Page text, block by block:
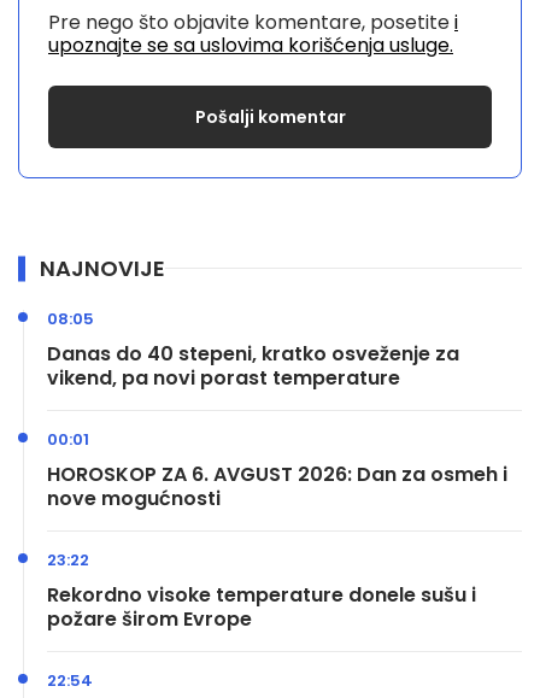
Pre nego što objavite komentare, posetitei
upoznajte se sa uslovima korišćenja usluge.
NAJNOVIJE
Danas do 40 stepeni, kratko osveženje za
vikend, pa novi porast temperature
08:05
HOROSKOP ZA 6. AVGUST 2026: Dan za osmeh i
nove mogućnosti
00:01
Rekordno visoke temperature donele sušu i
požare širom Evrope
23:22
22:54